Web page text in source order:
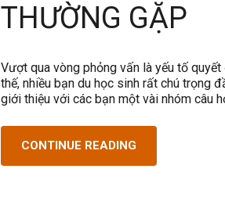
THƯỜNG GẶP
Vượt qua vòng phỏng vấn là yếu tố
thế, nhiều bạn du học sinh rất chú trọng
giới thiệu với các bạn một vài nhóm câu
CONTINUE READING